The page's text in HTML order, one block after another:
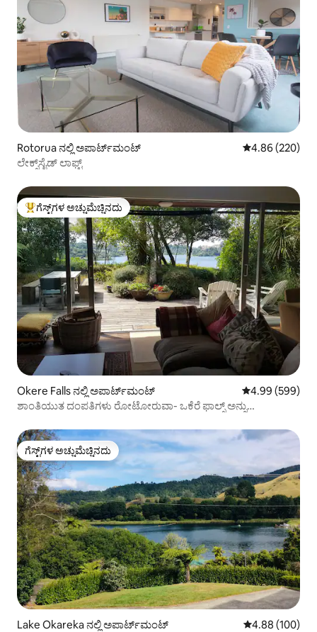
Rotorua ನಲ್ಲಿ ಅಪಾರ್ಟ್‌ಮಂಟ್ 5 ರಲ್ಲಿ 4.86
4.86 (220)
ಲೇಕ್ಸ್‌ಸೈಡ್ ಲಾಫ್ಟ್
ಗೆಸ್ಟ್‌ಗಳಿಗೆ ಅತಿ ಹೆಚ್ಚು ಅಚ್ಚುಮೆಚ್ಚಿನದು
ಗೆಸ್ಟ್‌ಗಳ ಅಚ್ಚುಮೆಚ್ಚಿನದು
Okere Falls ನಲ್ಲಿ ಅಪಾರ್ಟ್‌ಮಂಟ್ 5 ರಲ್ಲಿ 4.99
4.99 (599)
ಶಾಂತಿಯುತ ದಂಪತಿಗಳು ರೋಟೋರುವಾ- ಒಕೆರೆ ಫಾಲ್ಸ್ ಅನ್ನು
ಗೆಸ್ಟ್‌ಗಳ ಅಚ್ಚುಮೆಚ್ಚಿನದು
ಗೆಸ್ಟ್‌ಗಳ ಅಚ್ಚುಮೆಚ್ಚಿನದು
Lake Okareka ನಲ್ಲಿ ಅಪಾರ್ಟ್‌ಮಂಟ್ 5 ರಲ್ಲಿ 4.88
4.88 (100)